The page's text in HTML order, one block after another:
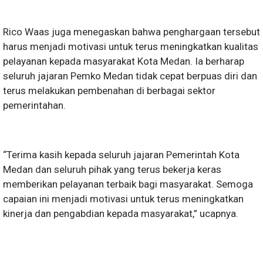
Rico Waas juga menegaskan bahwa penghargaan tersebut
harus menjadi motivasi untuk terus meningkatkan kualitas
pelayanan kepada masyarakat Kota Medan. Ia berharap
seluruh jajaran Pemko Medan tidak cepat berpuas diri dan
terus melakukan pembenahan di berbagai sektor
pemerintahan.
“Terima kasih kepada seluruh jajaran Pemerintah Kota
Medan dan seluruh pihak yang terus bekerja keras
memberikan pelayanan terbaik bagi masyarakat. Semoga
capaian ini menjadi motivasi untuk terus meningkatkan
kinerja dan pengabdian kepada masyarakat,” ucapnya.